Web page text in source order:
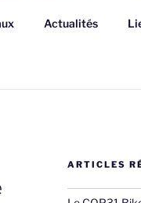
Actualités
ARTICLES